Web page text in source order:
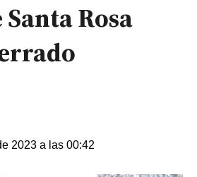
Rosa
2023 a las 00:42